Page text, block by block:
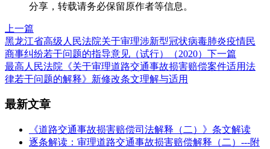
分享，转载请务必保留原作者等信息。
上一篇
黑龙江省高级人民法院关于审理涉新型冠状病毒肺炎疫情民
商事纠纷若干问题的指导意见（试行）（2020） 下一篇
最高人民法院《关于审理道路交通事故损害赔偿案件适用法
律若干问题的解释》新修改条文理解与适用
最新文章
《道路交通事故损害赔偿司法解释（二）》条文解读
逐条解读：审理道路交通事故损害赔偿解释（二）---附